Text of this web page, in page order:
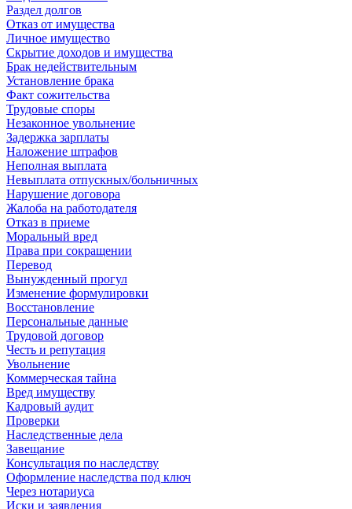
Раздел долгов
Отказ от имущества
Личное имущество
Скрытие доходов и имущества
Брак недействительным
Установление брака
Факт сожительства
Трудовые споры
Незаконное увольнение
Задержка зарплаты
Наложение штрафов
Неполная выплата
Невыплата отпускных/больничных
Нарушение договора
Жалоба на работодателя
Отказ в приеме
Моральный вред
Права при сокращении
Перевод
Вынужденный прогул
Изменение формулировки
Восстановление
Персональные данные
Трудовой договор
Честь и репутация
Увольнение
Коммерческая тайна
Вред имуществу
Кадровый аудит
Проверки
Наследственные дела
Завещание
Консультация по наследству
Оформление наследства под ключ
Через нотариуса
Иски и заявления